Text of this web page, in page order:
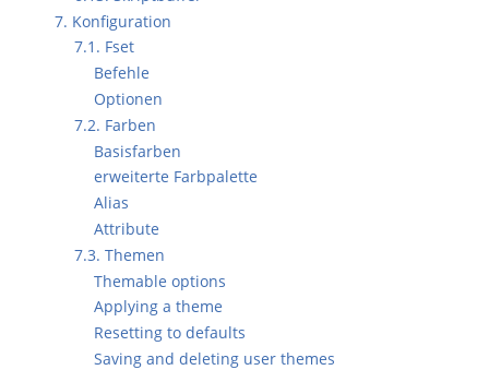
7. Konfiguration
7.1. Fset
Befehle
Optionen
7.2. Farben
Basisfarben
erweiterte Farbpalette
Alias
Attribute
7.3. Themen
Themable options
Applying a theme
Resetting to defaults
Saving and deleting user themes